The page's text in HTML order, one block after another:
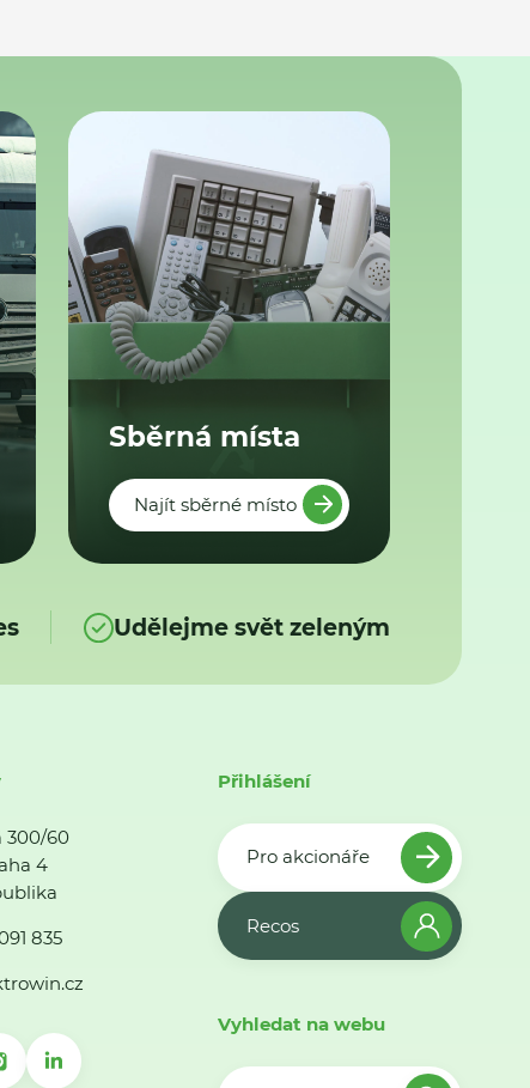
Sběrná místa
Najít sběrné místo
Udělejme svět zeleným
300/60
4
835
Přihlášení
Pro akcionáře
Recos
Vyhledat na webu